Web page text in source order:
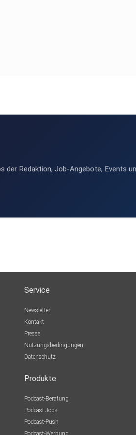
der Redaktion, Job-Angebote, Events
Service
Newsletter
Kontakt
Presse
Nutzungsbedingungen
Datenschutz
Produkte
Podcast-Beratung
Podcast-Jobs
Podcast-Push
Podcast-Werbung